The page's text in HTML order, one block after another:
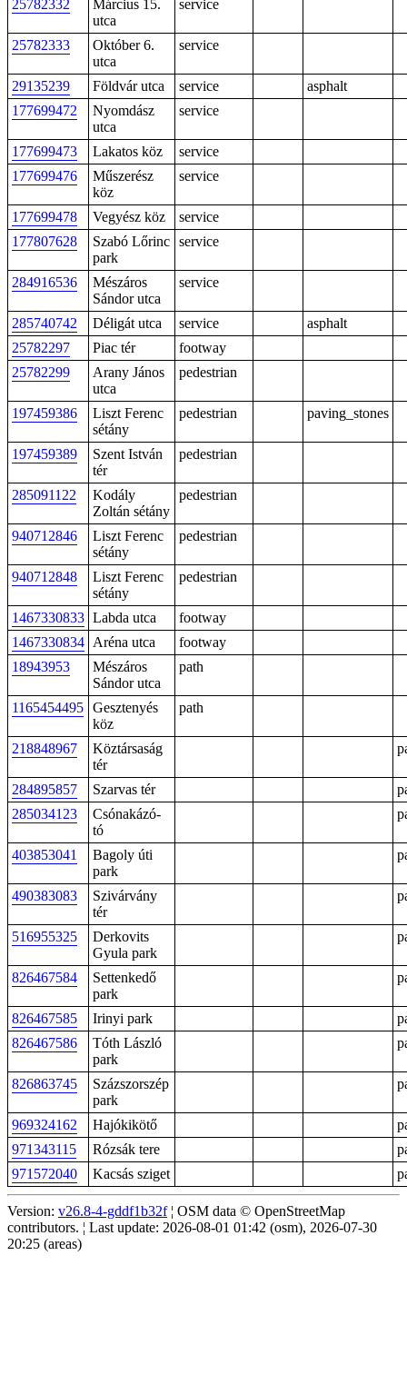
25782332
Március 15.
utca
service
25782333
Október 6.
utca
service
29135239 Földvár utca service
asphalt
177699472
Nyomdász
utca
service
177699473 Lakatos köz
service
177699476
Műszerész
köz
service
177699478 Vegyész köz
service
177807628
Szabó Lőrinc
park
service
284916536
Mészáros
Sándor utca
service
285740742 Déligát utca service
asphalt
25782297
Piac tér
footway
25782299
Arany János
utca
pedestrian
197459386
Liszt Ferenc
sétány
pedestrian paving_stones
197459389
Szent István
tér
pedestrian
285091122
Kodály
Zoltán sétány
pedestrian
940712846
Liszt Ferenc
sétány
pedestrian
940712848
Liszt Ferenc
sétány
pedestrian
1467330833 Labda utca
footway
1467330834 Aréna utca
footway
18943953
Mészáros
Sándor utca
path
1165454495 Gesztenyés
köz
path
218848967
Köztársaság
tér
284895857 Szarvas tér
285034123
Csónakázó-
tó
403853041
Bagoly úti
park
490383083
Szivárvány
tér
516955325
Derkovits
Gyula park
826467584
Settenkedő
park
826467585 Irinyi park
826467586
Tóth László
park
826863745
Százszorszép
park
969324162 Hajókikötő
971343115
Rózsák tere
971572040
Kacsás sziget
Version: v26.8-4-gddf1b32f¦ OSM data © OpenStreetMap
contributors. ¦ Last update: 2026-08-01 01:42 (osm), 2026-07-30
20:25 (areas)